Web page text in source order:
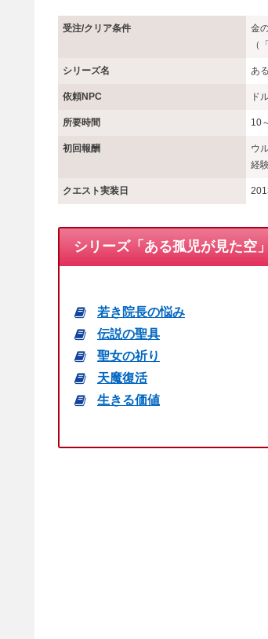
受注/クリア条件
金
（
シリーズ名 あ
依頼NPC ド
所要時間 10
初回報酬
ウ
経
クエスト実装日
シリーズ「ある孤児が見た空」
若き院長の悩み
伝説の聖具
聖女の祈り
天魔復活
生きる価値